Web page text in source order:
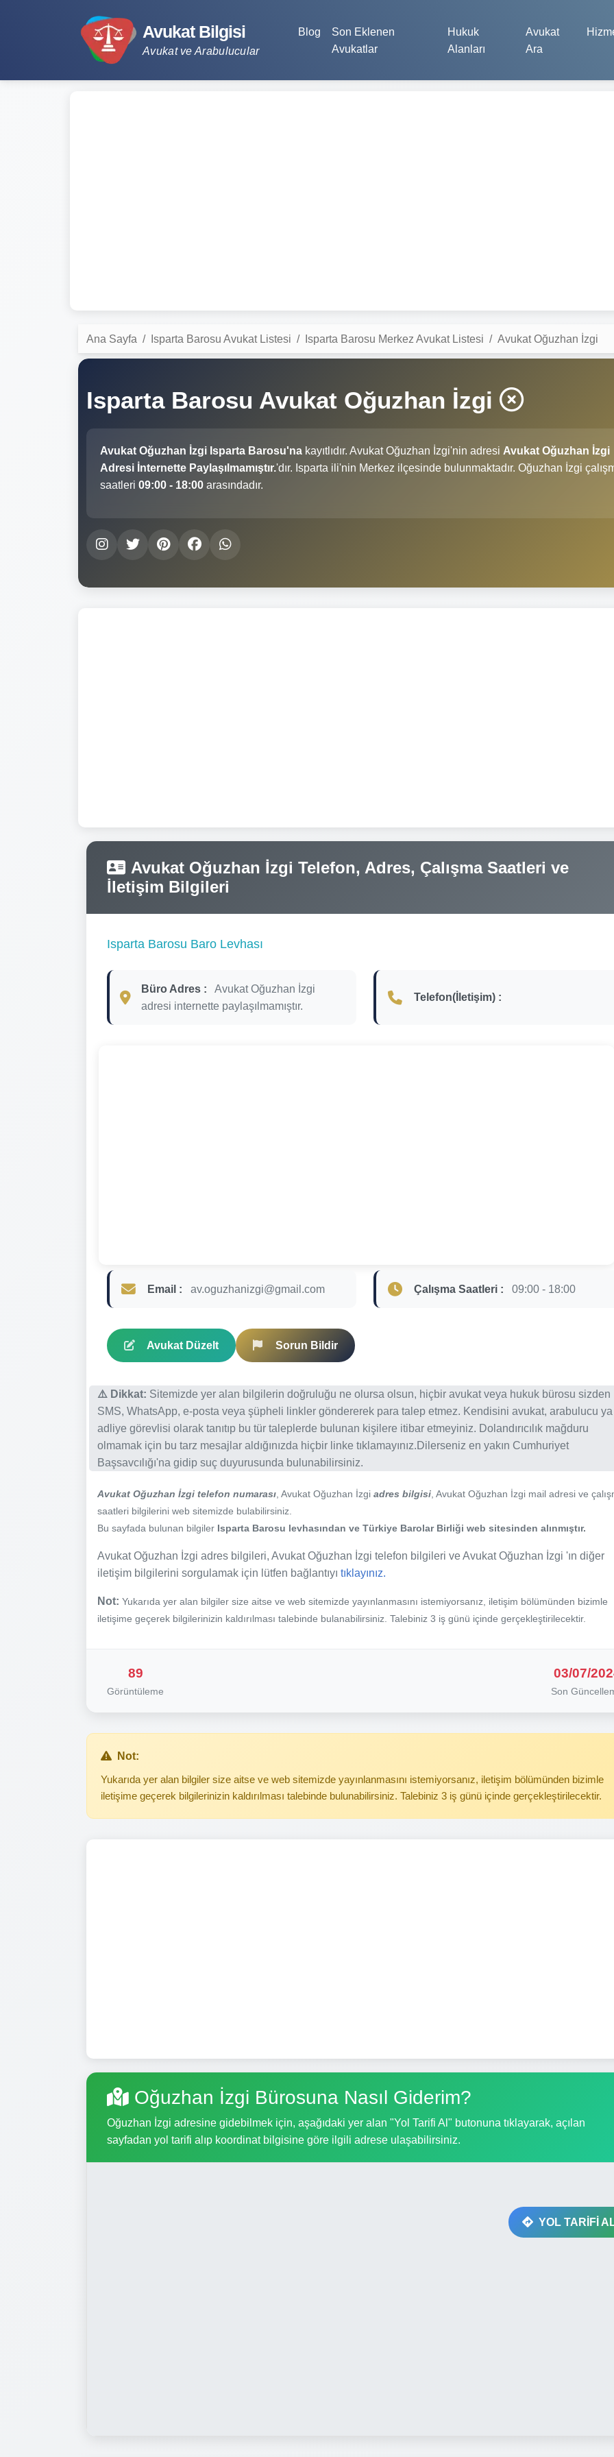
Avukat Bilgisi
Avukat ve Arabulucular
Blog
Son Eklenen
Avukatlar
Hukuk
Alanları
Avukat
Ara
Ana Sayfa Isparta Barosu Avukat Listesi Isparta Barosu Merkez Avukat Listesi Avukat Oğuzhan İzgi
Isparta Barosu Avukat Oğuzhan İzgi
Avukat Oğuzhan İzgi Isparta Barosu'na kayıtlıdır. Avukat Oğuzhan İzgi'nin adresi Avukat Oğuzhan İzgi
Adresi İnternette Paylaşılmamıştır.'dır. Isparta ili'nin Merkez ilçesinde bulunmaktadır. Oğuzhan İzgi
saatleri 09:00 - 18:00 arasındadır.
Avukat Oğuzhan İzgi Telefon, Adres, Çalışma Saatleri ve
İletişim Bilgileri
Isparta Barosu Baro Levhası
Büro Adres :
Avukat Oğuzhan İzgi
adresi internette paylaşılmamıştır.
Telefon(İletişim) :
Email : av.oguzhanizgi@gmail.com Çalışma Saatleri : 09:00 - 18:00
Avukat Düzelt Sorun Bildir
⚠️ Dikkat: Sitemizde yer alan bilgilerin doğruluğu ne olursa olsun, hiçbir avukat veya hukuk bürosu sizden
SMS, WhatsApp, e-posta veya şüpheli linkler göndererek para talep etmez. Kendisini avukat, arabulucu
adliye görevlisi olarak tanıtıp bu tür taleplerde bulunan kişilere itibar etmeyiniz. Dolandırıcılık mağduru
olmamak için bu tarz mesajlar aldığınızda hiçbir linke tıklamayınız.Dilerseniz en yakın Cumhuriyet
Başsavcılığı'na gidip suç duyurusunda bulunabilirsiniz.
Avukat Oğuzhan İzgi telefon numarası , Avukat Oğuzhan İzgi adres bilgisi , Avukat Oğuzhan İzgi mail adresi ve
saatleri bilgilerini web sitemizde bulabilirsiniz.
Bu sayfada bulunan bilgiler Isparta Barosu levhasından ve Türkiye Barolar Birliği web sitesinden alınmıştır.
Avukat Oğuzhan İzgi adres bilgileri, Avukat Oğuzhan İzgi telefon bilgileri ve Avukat Oğuzhan İzgi 'ın diğer
iletişim bilgilerini sorgulamak için lütfen bağlantıyı tıklayınız.
Not: Yukarıda yer alan bilgiler size aitse ve web sitemizde yayınlanmasını istemiyorsanız, iletişim bölümünden bizimle
iletişime geçerek bilgilerinizin kaldırılması talebinde bulanabilirsiniz. Talebiniz 3 iş günü içinde gerçekleştirilecektir.
89
Görüntüleme
03/07/
Son
Not:
Yukarıda yer alan bilgiler size aitse ve web sitemizde yayınlanmasını istemiyorsanız, iletişim bölümünden bizimle
iletişime geçerek bilgilerinizin kaldırılması talebinde bulunabilirsiniz. Talebiniz 3 iş günü içinde gerçekleştirilecektir.
Oğuzhan İzgi Bürosuna Nasıl Giderim?
Oğuzhan İzgi adresine gidebilmek için, aşağıdaki yer alan "Yol Tarifi Al" butonuna tıklayarak, açılan
sayfadan yol tarifi alıp koordinat bilgisine göre ilgili adrese ulaşabilirsiniz.
YOL TARİFİ